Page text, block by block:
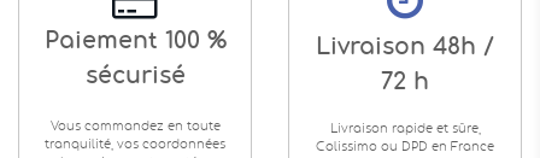
Paiement 100 %
sécurisé
Vous commandez en toute
tranquilité, vos coordonnées
Livraison 48h /
72 h
Livraison rapide et sûre,
Colissimo ou DPD en France